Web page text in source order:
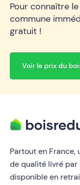
Pour connaître
commune
gratuit !
Voir le prix du
Partout en France,
de qualité livré par
disponible en